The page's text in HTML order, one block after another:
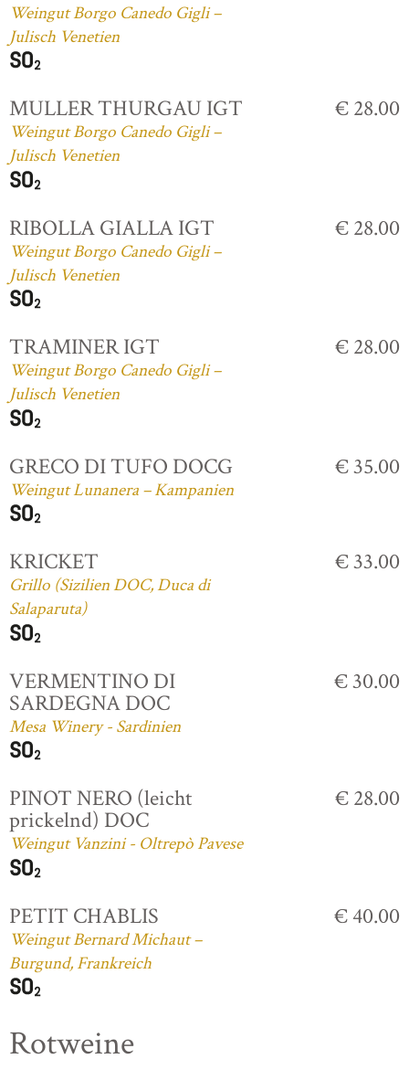
Weingut Borgo Canedo Gigli –
Julisch Venetien
MULLER THURGAU IGT
Weingut Borgo Canedo Gigli –
Julisch Venetien
€ 28.00
RIBOLLA GIALLA IGT
Weingut Borgo Canedo Gigli –
Julisch Venetien
€ 28.00
TRAMINER IGT
Weingut Borgo Canedo Gigli –
Julisch Venetien
€ 28.00
GRECO DI TUFO DOCG
Weingut Lunanera – Kampanien
€ 35.00
KRICKET
Grillo (Sizilien DOC, Duca di
Salaparuta)
€ 33.00
VERMENTINO DI
SARDEGNA DOC
Mesa Winery - Sardinien
€ 30.00
PINOT NERO (leicht
prickelnd) DOC
Weingut Vanzini - Oltrepò Pavese
€ 28.00
PETIT CHABLIS
Weingut Bernard Michaut –
Burgund, Frankreich
€ 40.00
Rotweine